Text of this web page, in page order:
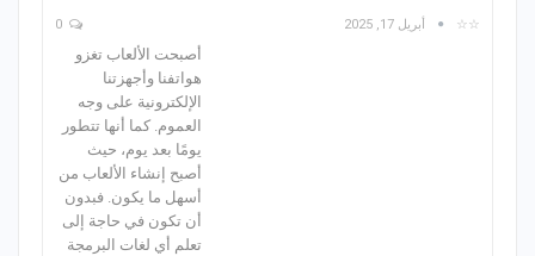
☆☆ أبريل 17, 2025
أصبحت الألعاب تغزو
هواتفنا وأجهزتنا
الإلكترونية على وجه
العموم. كما أنها تتطور
يومًا بعد يوم، حيث
أصبح إنشاء الألعاب من
أسهل ما يكون. فبدون
أن تكون في حاجة إلى
تعلم أي لغات البرمجة